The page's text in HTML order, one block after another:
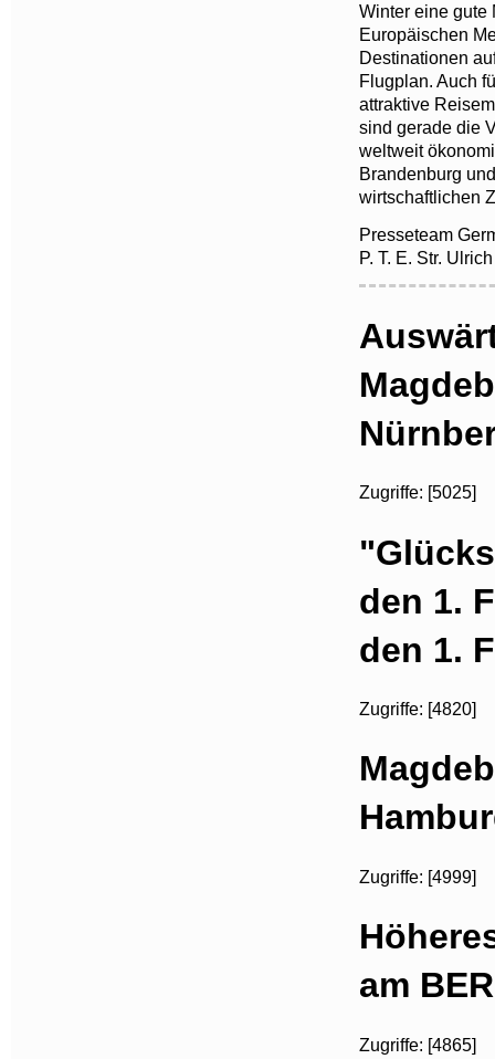
Winter eine gute
Europäischen
Destinationen
Flugplan. Auch
attraktive
sind gerade die
weltweit
Brandenburg
wirtschaftlichen
Presseteam
P. T. E. Str.
Zugriffe: [5025]
den 1.
den 1.
Zugriffe: [4820]
Zugriffe: [4999]
am
Zugriffe: [4865]